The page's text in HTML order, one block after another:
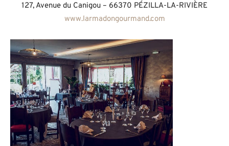
127, Avenue du Canigou – 66370 PÉZILLA-LA-RIVIÈRE
www.larmadongourmand.com